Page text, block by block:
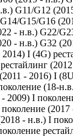
G11/G12
G14/G15/G16
- н.в.) G22/
- н.в.) G32
2014) I (4G)
- 2016) I
(18-
2009) I
(2017
- н.в.) I